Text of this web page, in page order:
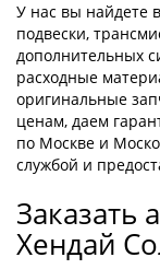
У нас вы найдете
подвески,
дополнительных
расходные
оригинальные
ценам, даем
по Москве и
службой и
Заказать
Хендай